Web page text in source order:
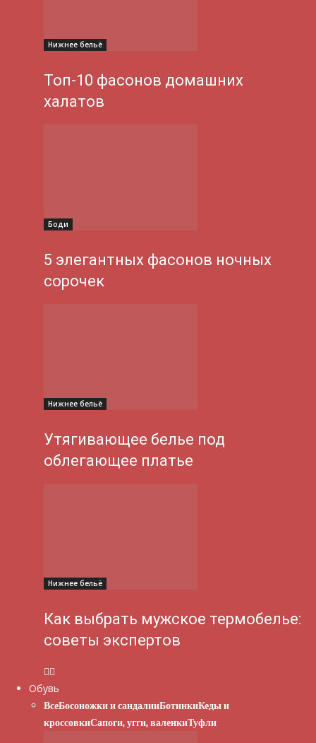
Нижнее бельё
Топ-10 фасонов домашних
халатов
Боди
5 элегантных фасонов ночных
сорочек
Нижнее бельё
Утягивающее белье под
облегающее платье
Нижнее бельё
Как выбрать мужское термобелье:
советы экспертов
Обувь
ВсеБосоножки и сандалииБотинкиКеды и
кроссовкиСапоги, угги, валенкиТуфли